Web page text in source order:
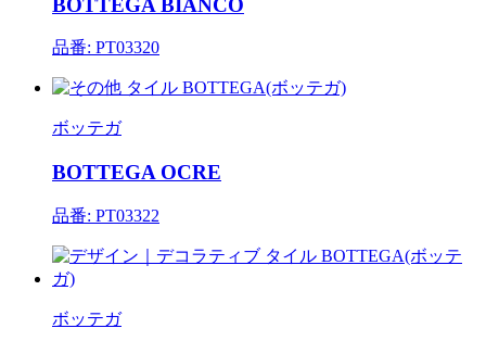
品番: PT03320
ボッテガ
BOTTEGA OCRE
品番: PT03322
ボッテガ